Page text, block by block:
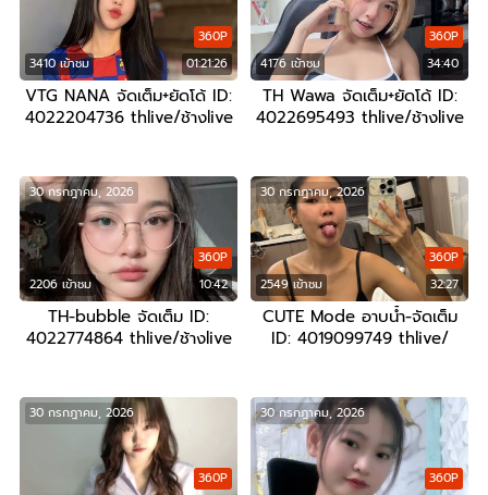
3410 เข้าชม 01:21:26
360P
VTG NANA จัดเต็ม+ยัดโด้ ID:
4022204736 thlive/ช้างlive
4176 เข้าชม 34:40
360P
TH Wawa จัดเต็ม+ยัดโด้ ID:
4022695493 thlive/ช้างlive
2206 เข้าชม 10:42
360P
30 กรกฎาคม, 2026
TH-bubble จัดเต็ม ID:
4022774864 thlive/ช้างlive
2549 เข้าชม 32:27
360P
30 กรกฎาคม, 2026
CUTE Mode อาบน้ำ-จัดเต็ม
ID: 4019099749 thlive/
360P
30 กรกฎาคม, 2026
360P
30 กรกฎาคม, 2026